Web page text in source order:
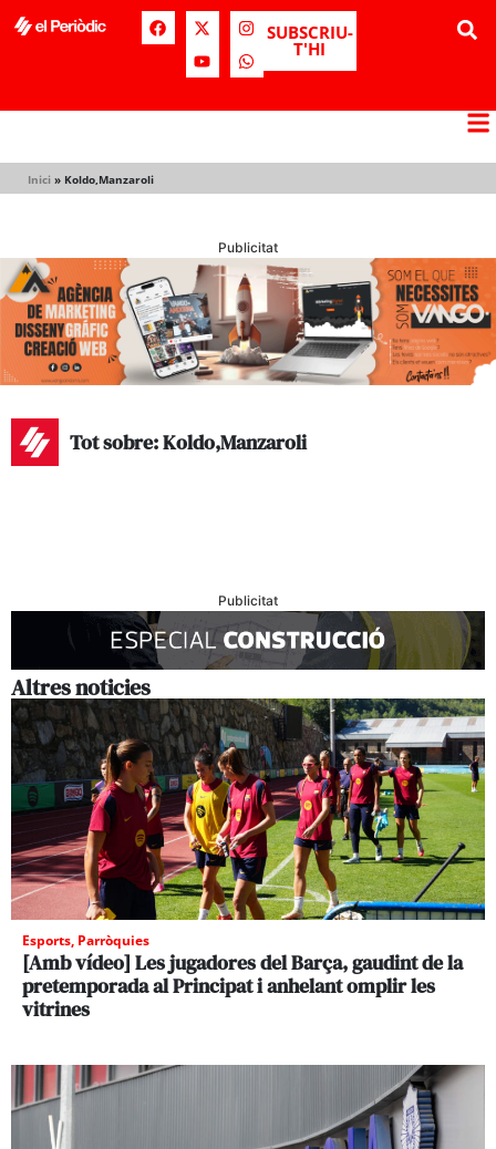
SUBSCRIU-
T'HI
Inici » Koldo,Manzaroli
Publicitat
Tot sobre: Koldo,Manzaroli
Publicitat
Altres noticies
Esports, Parròquies
[Amb vídeo] Les jugadores del Barça, gaudint de la
pretemporada al Principat i anhelant omplir les
vitrines